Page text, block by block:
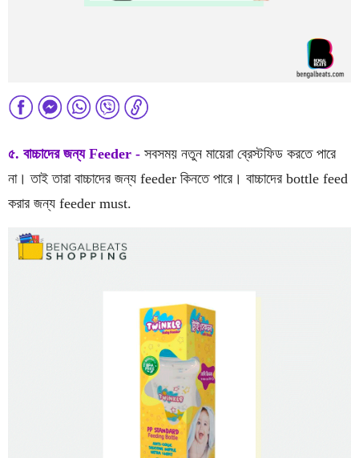
৫. বাচ্চাদের জন্য Feeder - সবসময় নতুন মায়েরা ব্রেস্টফিড করতে পারে
না। তাই তারা বাচ্চাদের জন্য feeder কিনতে পারে। বাচ্চাদের bottle feed
করার জন্য feeder must.